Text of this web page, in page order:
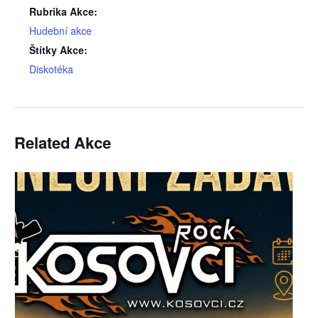
Rubrika Akce:
Hudební akce
Štítky Akce:
Diskotéka
Related Akce